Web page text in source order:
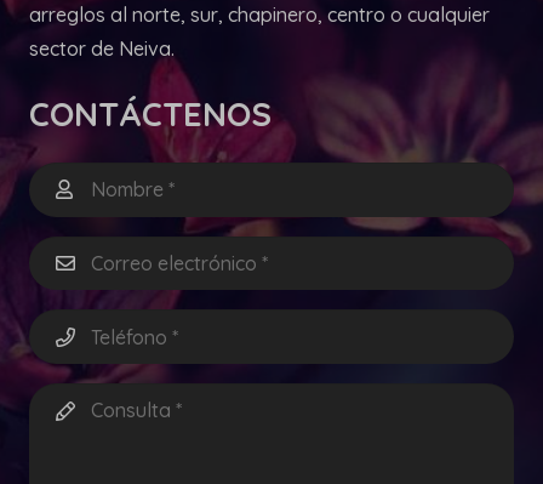
arreglos al norte, sur, chapinero, centro o cualquier
sector de Neiva.
CONTÁCTENOS